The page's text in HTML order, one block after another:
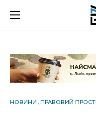
НОВИНИ ПРАВОВИЙ